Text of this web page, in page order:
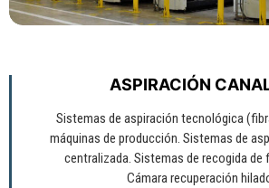
ASPIRACIÓN
Sistemas de aspiración tecnológica
máquinas de producción. Sistemas de
centralizada. Sistemas de recogida de
Cámara recuperación